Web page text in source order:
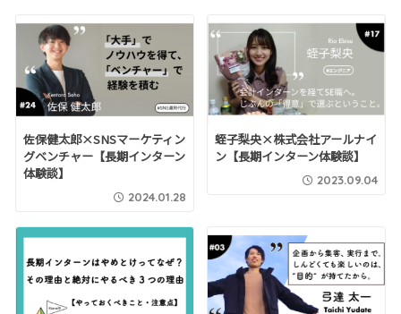
佐保健太郎×SNSマーケティン
グベンチャー【長期インターン
体験談】
2024.01.28
蛭子梨央×株式会社アールナイ
ン【長期インターン体験談】
2023.09.04